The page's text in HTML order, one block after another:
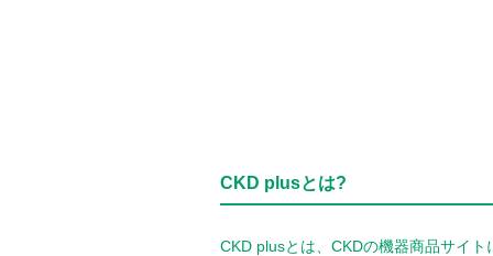
CKD plusとは?
CKD plusとは、CKDの機器商品サイ